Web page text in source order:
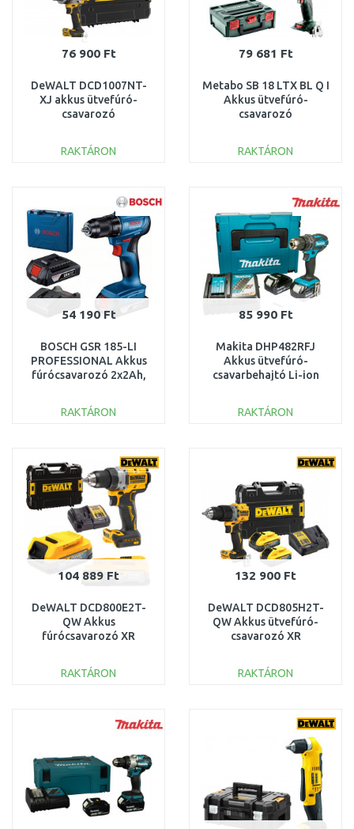
76 900 Ft
DeWALT DCD1007NT-
XJ akkus ütvefúró-
csavarozó
tölto nélkül) Tstak
RAKTÁRON
Összehasonlítás
79 681 Ft
Metabo SB 18 LTX BL Q I
Akkus ütvefúró-
csavarozó
nélkül) MetaBOX
602361840
RAKTÁRON
Összehasonlítás
54 190 Ft
BOSCH GSR 185-LI
PROFESSIONAL Akkus
fúrócsavarozó 2x2Ah,
06019K3000
RAKTÁRON
Összehasonlítás
85 990 Ft
Makita DHP482RFJ
Akkus ütvefúró-
csavarbehajtó Li-ion
(62Nm/18V/2x3,0Ah)
Makpac
RAKTÁRON
Összehasonlítás
104 889 Ft
DeWALT DCD800E2T-
QW Akkus
fúrócsavarozó XR
(90Nm/18V/2x1,7Ah)
Tstak
RAKTÁRON
Összehasonlítás
132 900 Ft
DeWALT DCD805H2T-
QW Akkus ütvefúró-
csavarozó XR
(90Nm/18V/2x5,0Ah)
Tstak
RAKTÁRON
Összehasonlítás